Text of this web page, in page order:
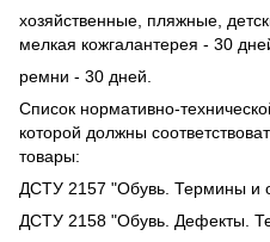
хозяйственные, пляжные,
мелкая кожгалантерея - 30
ремни - 30 дней.
Список нормативно-
которой должны
товары:
ДСТУ 2157 "Обувь. Термины и
ДСТУ 2158 "Обувь. Дефекты.